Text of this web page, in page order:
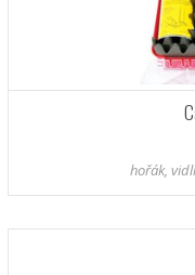
hořák,